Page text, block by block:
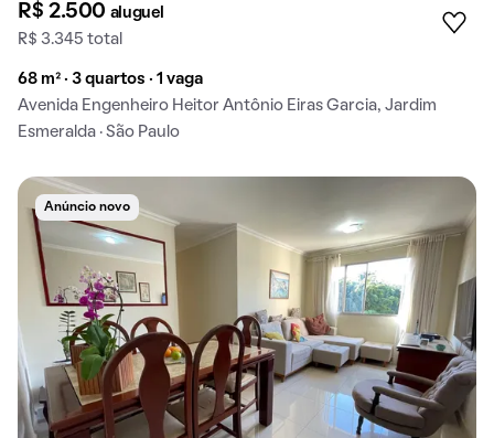
R$ 2.500 aluguel
R$ 3.345 total
68 m² · 3 quartos · 1 vaga
Avenida Engenheiro Heitor Antônio Eiras Garcia, Jardim
Esmeralda · São Paulo
Anúncio novo